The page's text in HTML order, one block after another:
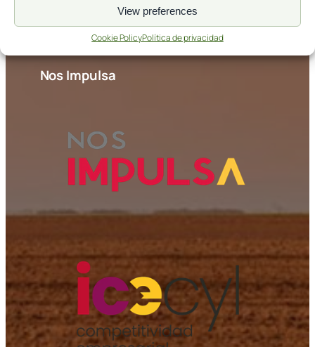
View preferences
Cookie PolicyPolítica de privacidad
Política de cookies
Política de privacidad
Nos Impulsa